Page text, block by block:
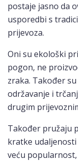
postaje jasno da
usporedbi s
prijevoza.
Oni su ekološki
pogon, ne
zraka. Također
održavanje i
drugim
Također pružaju
kratke
veću